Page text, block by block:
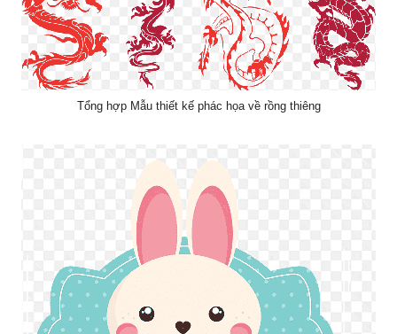
Tổng hợp Mẫu thiết kế phác họa về rồng thiêng